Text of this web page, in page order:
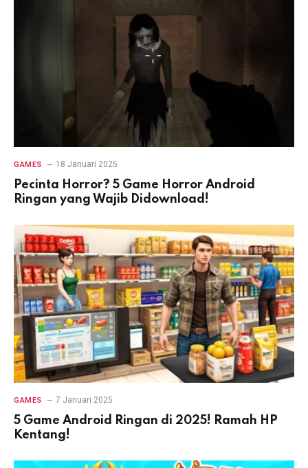
GAMES 18 Januari 2025
Pecinta Horror? 5 Game Horror Android
Ringan yang Wajib Didownload!
GAMES 7 Januari 2025
5 Game Android Ringan di 2025! Ramah HP
Kentang!